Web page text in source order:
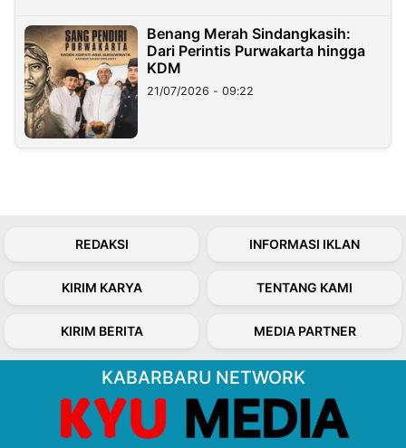
Benang Merah Sindangkasih:
Dari Perintis Purwakarta hingga
KDM
21/07/2026 - 09:22
REDAKSI INFORMASI IKLAN
KIRIM KARYA TENTANG KAMI
KIRIM BERITA MEDIA PARTNER
KABARBARU NETWORK